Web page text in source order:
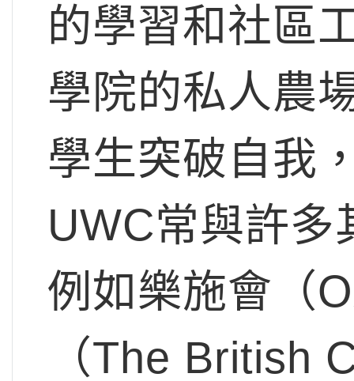
的學習和社區
學院的私人農
學生突破自我
UWC常與許多
例如樂施會（
（The British